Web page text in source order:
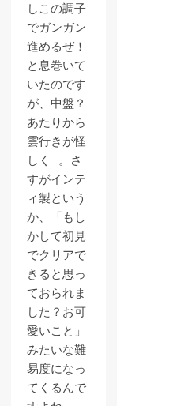
しこの調子
でガンガン
進めるぜ！
と息巻いて
いたのです
が、中盤？
あたりから
雲行きが怪
しく…。さ
すがインテ
ィ製という
か、「もし
かして初見
でクリアで
きると思っ
ておられま
した？お可
愛いこと」
みたいな難
易度になっ
てくるんで